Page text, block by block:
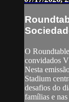
O
convidados
Nesta
Stadium
desafios do
famílias e nas